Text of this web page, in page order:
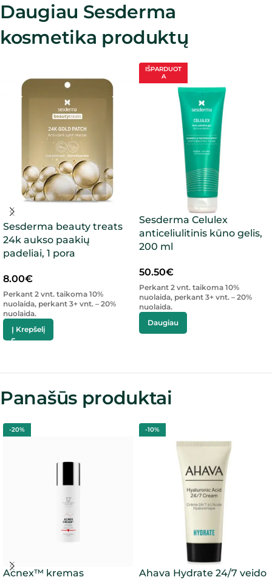
Daugiau Sesderma
kosmetika produktų
Sesderma beauty treats
24k aukso paakių
padeliai, 1 pora
8.00€
Perkant 2 vnt. taikoma 10%
nuolaida, perkant 3+ vnt. – 20%
nuolaida.
Į Krepšelį
IŠPARDUOT
A
Sesderma Celulex
anticeliulitinis kūno gelis,
200 ml
50.50€
Perkant 2 vnt. taikoma 10%
nuolaida, perkant 3+ vnt. – 20%
nuolaida.
Daugiau
Panašūs produktai
-20%
Acnex™ kremas
-10%
Ahava Hydrate 24/7 veido